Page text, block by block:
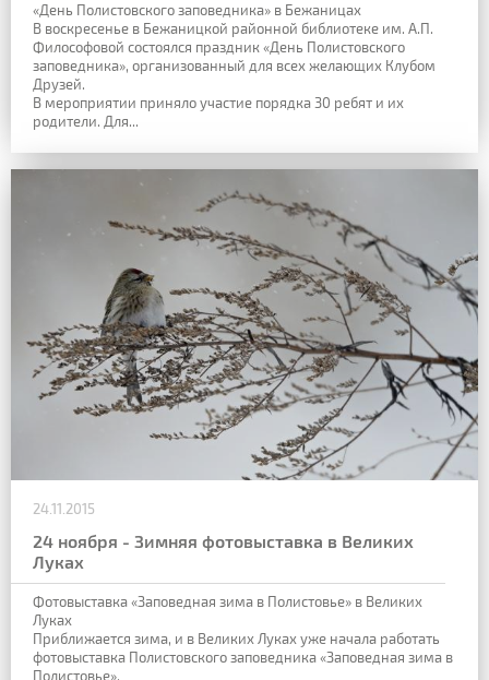
«День Полистовского заповедника» в Бежаницах
В воскресенье в Бежаницкой районной библиотеке им. А.П.
Философовой состоялся праздник «День Полистовского
заповедника», организованный для всех желающих Клубом
Друзей.
В мероприятии приняло участие порядка 30 ребят и их
родители. Для...
24.11.2015
24 ноября - Зимняя фотовыставка в Великих
Луках
Фотовыставка «Заповедная зима в Полистовье» в Великих
Луках
Приближается зима, и в Великих Луках уже начала работать
фотовыставка Полистовского заповедника «Заповедная зима в
Полистовье».